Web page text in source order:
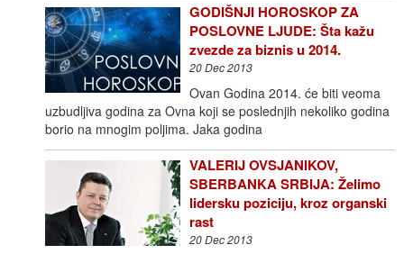
GODIŠNJI HOROSKOP ZA
POSLOVNE LJUDE: Šta kažu
zvezde za biznis u 2014.
20 Dec 2013
Ovan Godina 2014. će biti veoma
uzbudljiva godina za Ovna koji se poslednjih nekoliko godina
borio na mnogim poljima. Jaka godina
VALERIJ OVSJANIKOV,
SBERBANKA SRBIJA: Želimo
lidersku poziciju, kroz organski
rast
20 Dec 2013